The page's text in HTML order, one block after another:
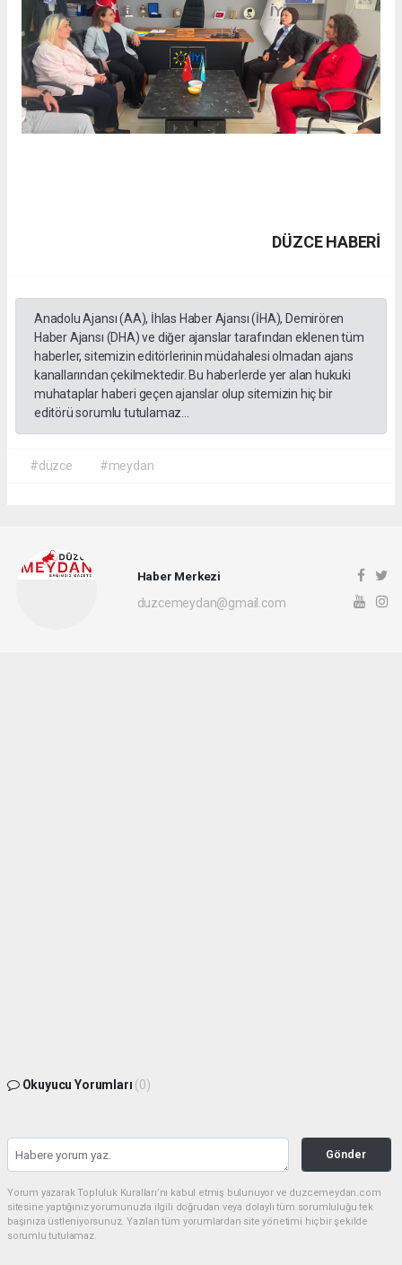
DÜZCE HABERİ
Anadolu Ajansı (AA), İhlas Haber Ajansı (İHA), Demirören
Haber Ajansı (DHA) ve diğer ajanslar tarafından eklenen tüm
haberler, sitemizin editörlerinin müdahalesi olmadan ajans
kanallarından çekilmektedir. Bu haberlerde yer alan hukuki
muhataplar haberi geçen ajanslar olup sitemizin hiç bir
editörü sorumlu tutulamaz...
#düzce #meydan
Haber Merkezi
duzcemeydan@gmail.com
Okuyucu Yorumları (0)
Gönder
Yorum yazarak Topluluk Kuralları’nı kabul etmiş bulunuyor ve duzcemeydan.com
sitesine yaptığınız yorumunuzla ilgili doğrudan veya dolaylı tüm sorumluluğu tek
başınıza üstleniyorsunuz. Yazılan tüm yorumlardan site yönetimi hiçbir şekilde
sorumlu tutulamaz.